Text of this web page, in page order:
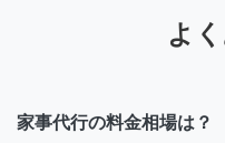
よ
家事代行の料金相場は？